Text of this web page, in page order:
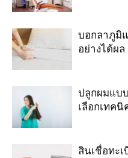
บอกลาภูมิ
อย่างได้ผล
ปลูกผมแบ
เลือกเทค
สินเชื่อทะเ